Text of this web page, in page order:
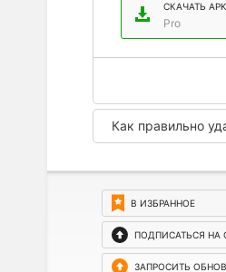
СКАЧАТЬ APK
Pro
Как правильно
В ИЗБРАННОЕ
ПОДПИСАТЬСЯ НА
ЗАПРОСИТЬ